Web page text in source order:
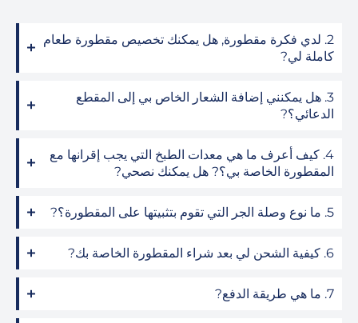
2. لدي فكرة مقطورة, هل يمكنك تخصيص مقطورة طعام
كاملة لي?
3. هل يمكنني إضافة الشعار الخاص بي إلى المقطع
الدعائي؟?
4. كيف أعرف ما هي معدات الطبخ التي يجب إقرانها مع
المقطورة الخاصة بي؟? هل يمكنك نصحي?
5. ما نوع وصلة الجر التي تقوم بتثبيتها على المقطورة؟?
6. كيفية الشحن لي بعد شراء المقطورة الخاصة بك?
7. ما هي طريقة الدفع?